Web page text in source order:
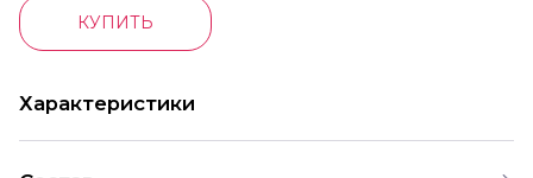
КУПИТЬ
Характеристики